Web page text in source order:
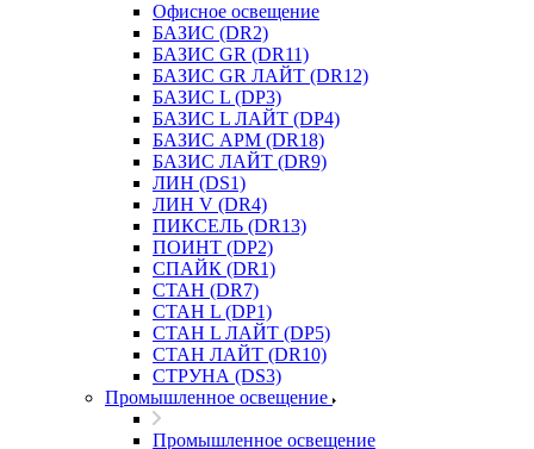
Офисное освещение
БАЗИС (DR2)
БАЗИС GR (DR11)
БАЗИС GR ЛАЙТ (DR12)
БАЗИС L (DP3)
БАЗИС L ЛАЙТ (DP4)
БАЗИС АРМ (DR18)
БАЗИС ЛАЙТ (DR9)
ЛИН (DS1)
ЛИН V (DR4)
ПИКСЕЛЬ (DR13)
ПОИНТ (DP2)
СПАЙК (DR1)
СТАН (DR7)
СТАН L (DP1)
СТАН L ЛАЙТ (DP5)
СТАН ЛАЙТ (DR10)
СТРУНА (DS3)
Промышленное освещение
Промышленное освещение